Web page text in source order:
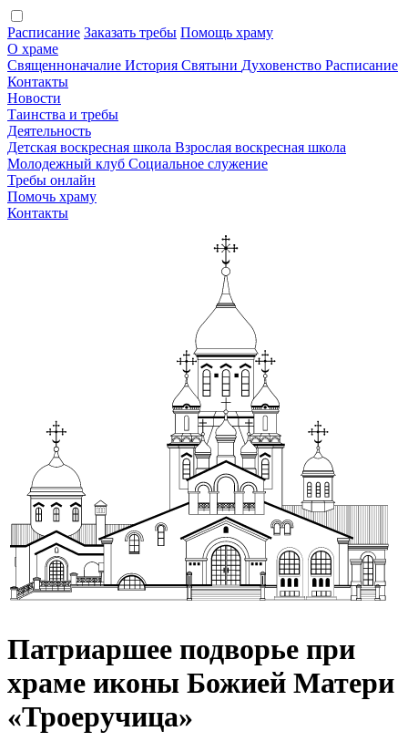
Расписание Заказать требы Помощь храму
О храме
Священноначалие История Святыни Духовенство Расписание
Контакты
Новости
Таинства и требы
Деятельность
Детская воскресная школа Взрослая воскресная школа
Молодежный клуб Социальное служение
Требы онлайн
Помочь храму
Контакты
Патриаршее подворье при
храме иконы Божией Матери
«Троеручица»